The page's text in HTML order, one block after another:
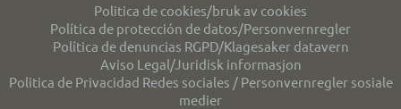
Politica de cookies/bruk av cookies
Política de protección de datos/Personvernregler
Política de denuncias RGPD/Klagesaker datavern
Aviso Legal/Juridisk informasjon
Politica de Privacidad Redes sociales / Personvernregler sosiale
medier